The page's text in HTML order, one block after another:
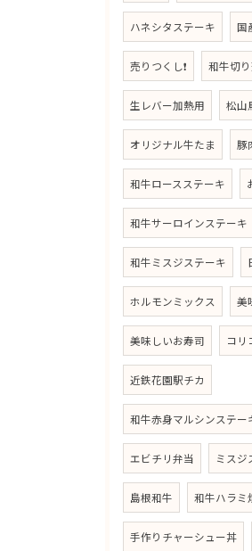
ハネシタステーキ 国
売りつくし❗ 和牛切
生レバー加熱用 松山
オリジナル牛たま 豚
和牛ロースステーキ
和牛サーロインステーキ
和牛ミスジステーキ
ホルモンミックス 美
美味しいお寿司 コリ
近鉄花園駅チカ
和牛赤身マルシンステー
エビチリ弁当 ミスジ
島根和牛 和牛ハラミ
手作りチャーシュー丼